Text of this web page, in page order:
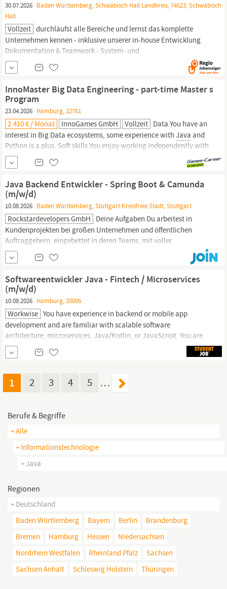
30.07.2026 Baden Württemberg, Schwäbisch Hall Landkreis, 74523, Schwäbisch
Hall
Vollzeit durchläufst alle Bereiche und lernst das komplette
Unternehmen kennen - inklusive unserer in-house Entwicklung
Dokumentation & Teamwork - System- und
Gerätedokumentationen erstellen und eng mit der Entwicklung
zusammenarbeiten. Dein Profil Was Du mitbringen solltest: Du
Elektronik und Programmiersprachen interessieren Dich (z. B.
C++,Java, Delphi, usw.)
InnoMaster Big Data Engineering - part-time Master s
Program
23.04.2026 Hamburg, 22761
2.410 € / Monat InnoGames GmbH Vollzeit Data.You have an
interest in Big Data ecosystems, some experience with Java and
Python is a plus. Soft skills.You enjoy working independently with
a strong team-oriented mentality; demonstratea high level of
self-initiative and quick comprehension. English as our company
in both spoken...
Java Backend Entwickler - Spring Boot & Camunda
(m/w/d)
10.08.2026 Baden Württemberg, Stuttgart Kreisfreie Stadt, Stuttgart
Rockstardevelopers GmbH Deine Aufgaben Du arbeitest in
Kundenprojekten bei großen Unternehmen und öffentlichen
Auftraggebern, eingebettet in deren Teams, mit voller
Verantwortung für deinen Bereich. Konzeption, Entwicklung und
Test von Microservices im
-Umfeld API-Entwicklung: REST
und SOAP, synchron und asynchron, Spezifikation mit OpenAPI 3
Prozessautomatisierung mit...
Softwareentwickler Java - Fintech / Microservices
(m/w/d)
10.08.2026 Hamburg, 20095
Workwise You have experience in backend or mobile app
development and are familiar with scalable software
architecture, microservices, Java/Kotlin, or JavaScript. You are
familiar with CI/CD tools, Hibernate, and Docker. You have an
interest in fintech and possess excellent English language skills
1 2 3 4 5 …
Berufe & Begriffe
+ Alle
+ Informationstechnologie
+ Java
Regionen
+ Deutschland
Baden Württemberg
Bayern Berlin
Brandenburg
Bremen
Hamburg Hessen
Niedersachsen
Nordrhein Westfalen
Rheinland Pfalz
Sachsen
Sachsen Anhalt
Schleswig Holstein Thüringen